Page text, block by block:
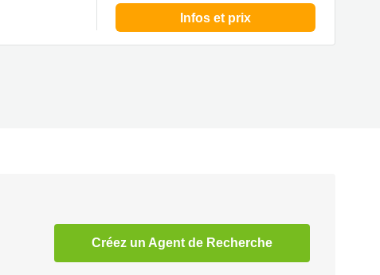
Infos et prix
Créez un Agent de Recherche